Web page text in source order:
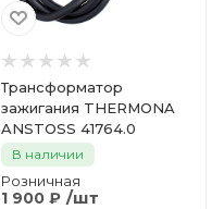
Трансформатор
зажигания THERMONA
ANSTOSS 41764.0
В наличии
Розничная
1 900₽ /шт